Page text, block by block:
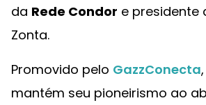
da Rede Condor e presidente
Zonta.
Promovido pelo GazzConecta
mantém seu pioneirismo ao